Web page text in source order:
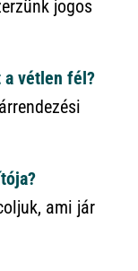
jogos
a vétlen fél?
ami jár